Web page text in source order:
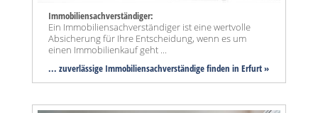
Immobiliensachverständiger:
Ein Immobiliensachverständiger ist eine wertvolle
Absicherung für Ihre Entscheidung, wenn es um
einen Immobilienkauf geht ...
... zuverlässige Immobiliensachverständige finden in Erfurt »